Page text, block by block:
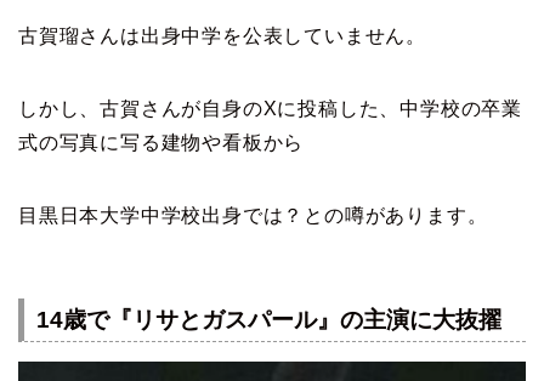
古賀瑠さんは出身中学を公表していません。
しかし、古賀さんが自身のXに投稿した、中学校の卒業
式の写真に写る建物や看板から
目黒日本大学中学校出身では？との噂があります。
14歳で『リサとガスパール』の主演に大抜擢